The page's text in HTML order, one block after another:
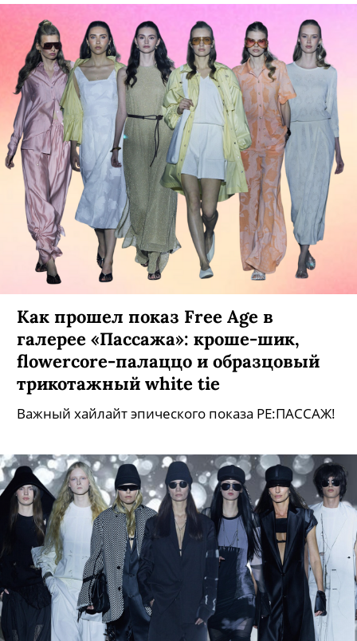
Как прошел показ Free Age в
галерее «Пассажа»: кроше-шик,
flowercore-палаццо и образцовый
трикотажный white tie
Важный хайлайт эпического показа РЕ:ПАССАЖ!